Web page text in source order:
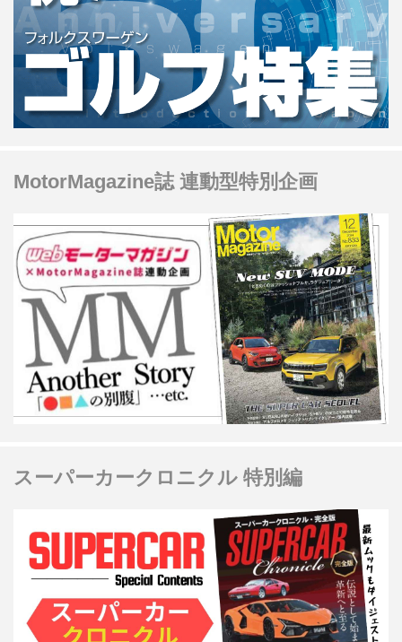
MotorMagazine誌 連動型特別企画
スーパーカークロニクル 特別編